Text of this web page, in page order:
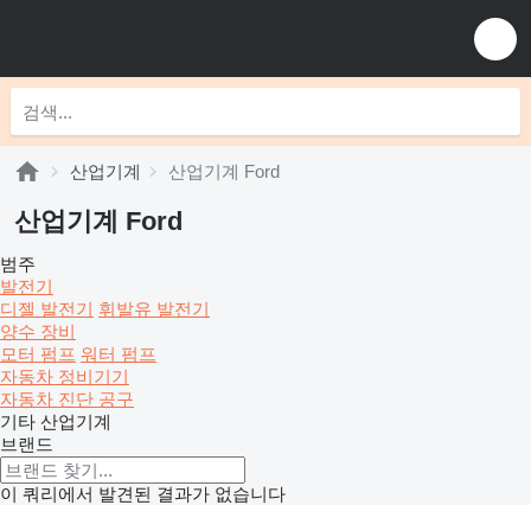
산업기계 산업기계 Ford
산업기계 Ford
범주
발전기
디젤 발전기 휘발유 발전기
양수 장비
모터 펌프 워터 펌프
자동차 정비기기
자동차 진단 공구
기타 산업기계
브랜드
이 쿼리에서 발견된 결과가 없습니다